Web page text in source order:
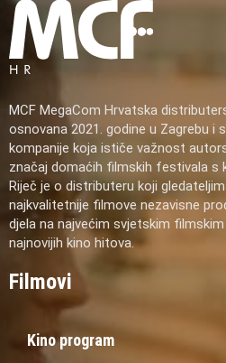
MCF MegaCom Hrvatska
osnovana 2021. godine u Zagrebu i
kompanije koja ističe važnost
značaj domaćih filmskih festivala s
Riječ je o distributeru koji
najkvalitetnije filmove nezavisne
djela na najvećim svjetskim
najnovijih kino hitova.
Filmovi
Kino program